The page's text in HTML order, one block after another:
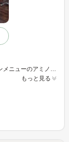
全てのメニュー、ロング料金はありません！クーポンメニューのアミノ酸縮毛矯正やデジタルパーマにはトリートメントがなんと込！薬剤も髪に優しく、トリートメントでケアもできる、お客様に好評のヘアサロンです☆
もっと見る